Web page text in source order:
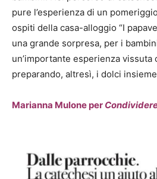
pure l’esperienza di un
ospiti della casa-alloggio “I
una grande sorpresa, per i
un’importante esperienza vissuta
preparando, altresì, i dolci
Marianna Mulone per